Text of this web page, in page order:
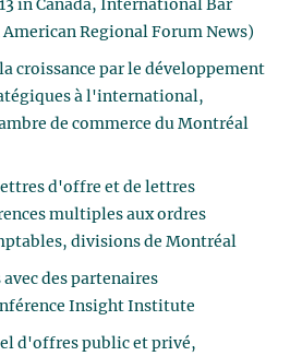
in Canada, International Bar
Regional Forum News)
croissance par le développement
à l'international,
de commerce du Montréal
d'offre et de lettres
multiples aux ordres
divisions de Montréal
des partenaires
Insight Institute
d'offres public et privé,